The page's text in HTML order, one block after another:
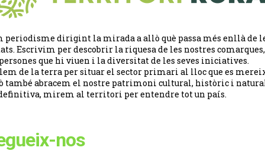
periodisme dirigint la mirada a allò què passa més enllà de
Escrivim per descobrir la riquesa de les nostres
que hi viuen i la diversitat de les seves iniciatives.
de la terra per situar el sector primari al lloc que es
també abracem el nostre patrimoni cultural, històric i
mirem al territori per entendre tot un país.
nos